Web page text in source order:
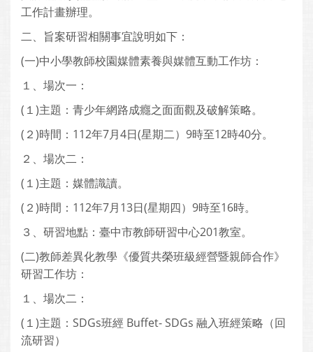
工作計畫辦理。
二、旨案研習相關事宜說明如下：
(一)中小學教師校園媒體素養與媒體互動工作坊：
１、場次一：
(１)主題：青少年網路成癮之面面觀及破解策略。
(２)時間：112年7月4日(星期二）9時至12時40分。
２、場次二：
(１)主題：媒體識讀。
(２)時間：112年7月13日(星期四）9時至16時。
３、研習地點：臺中市教師研習中心201教室。
(二)教師差異化教學《優質共榮班級經營暨親師合作》
研習工作坊：
１、場次二：
(１)主題：SDGs班經 Buffet- SDGs 融入班經策略（回
流研習）